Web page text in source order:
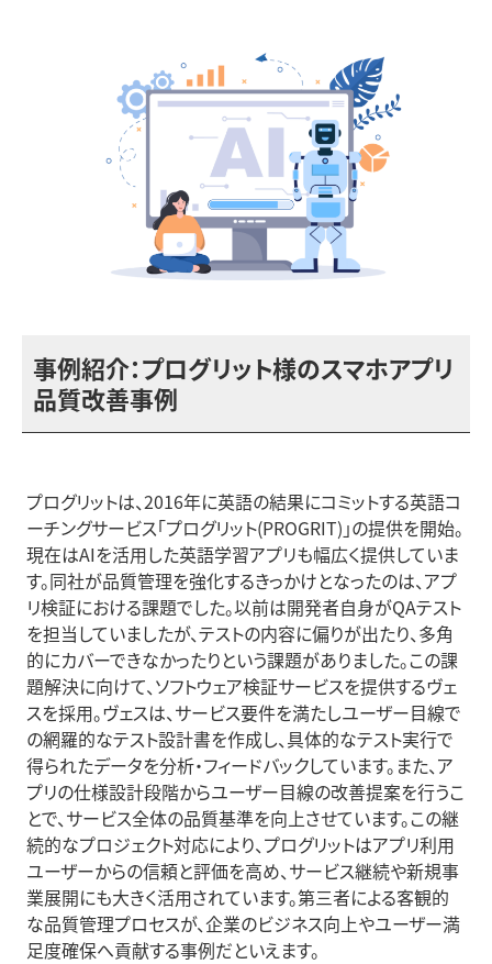
事例紹介：プログリット様のスマホアプリ
品質改善事例
プログリットは、2016年に英語の結果にコミットする英語コ
ーチングサービス「プログリット(PROGRIT)」の提供を開始。
現在はAIを活用した英語学習アプリも幅広く提供していま
す。同社が品質管理を強化するきっかけとなったのは、アプ
リ検証における課題でした。以前は開発者自身がQAテスト
を担当していましたが、テストの内容に偏りが出たり、多角
的にカバーできなかったりという課題がありました。この課
題解決に向けて、ソフトウェア検証サービスを提供するヴェ
スを採用。ヴェスは、サービス要件を満たしユーザー目線で
の網羅的なテスト設計書を作成し、具体的なテスト実行で
得られたデータを分析・フィードバックしています。また、ア
プリの仕様設計段階からユーザー目線の改善提案を行うこ
とで、サービス全体の品質基準を向上させています。この継
続的なプロジェクト対応により、プログリットはアプリ利用
ユーザーからの信頼と評価を高め、サービス継続や新規事
業展開にも大きく活用されています。第三者による客観的
な品質管理プロセスが、企業のビジネス向上やユーザー満
足度確保へ貢献する事例だといえます。